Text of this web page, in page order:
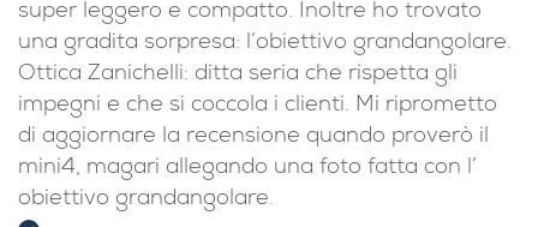
super leggero e compatto. Inoltre ho trovato
una gradita sorpresa: l’obiettivo grandangolare.
Ottica Zanichelli: ditta seria che rispetta gli
impegni e che si coccola i clienti. Mi riprometto
di aggiornare la recensione quando proverò il
mini4, magari allegando una foto fatta con l’
obiettivo grandangolare.